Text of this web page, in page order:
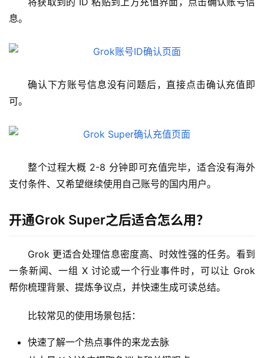
息。
确认下方账号信息没有问题后，直接点击确认充值即
可。
整个过程大概 2-8 分钟即可充值完毕，适合没有海外
支付条件、又希望继续使用自己账号的国内用户。
开通Grok Super之后适合怎么用？
Grok 更适合处理信息密度高、时效性强的任务。看到
一条新闻、一组 X 讨论或一个行业事件时，可以让 Grok
帮你梳理背景、提炼争议点，并快速生成可读总结。
比较常见的使用场景包括：
快速了解一个热点事件的来龙去脉